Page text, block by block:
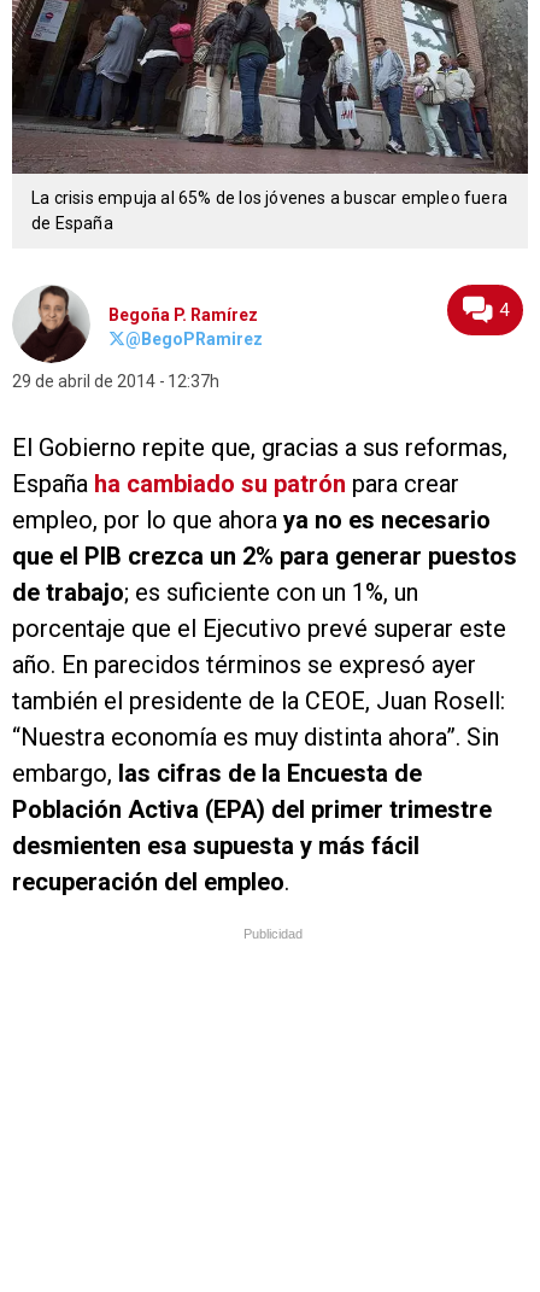
La crisis empuja al 65% de los jóvenes a buscar empleo fuera
de España
Begoña P. Ramírez
@BegoPRamirez
29 de abril de 2014 12:37h
4
El Gobierno repite que, gracias a sus reformas,
España ha cambiado su patrón para crear
empleo, por lo que ahora ya no es necesario
que el PIB crezca un 2% para generar puestos
de trabajo; es suficiente con un 1%, un
porcentaje que el Ejecutivo prevé superar este
año. En parecidos términos se expresó ayer
también el presidente de la CEOE, Juan Rosell:
“Nuestra economía es muy distinta ahora”. Sin
embargo, las cifras de la Encuesta de
Población Activa (EPA) del primer trimestre
desmienten esa supuesta y más fácil
recuperación del empleo.
Publicidad